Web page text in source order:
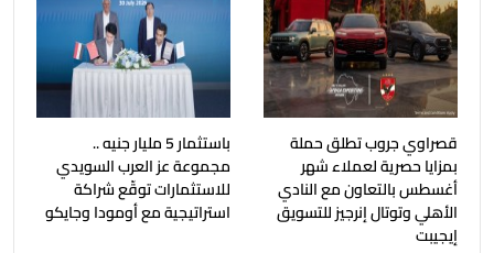
قصراوي جروب تطلق حملة
بمزايا حصرية لعملاء شهر
أغسطس بالتعاون مع النادي
الأهلي وتوتال إنرجيز للتسويق
إيجيبت
باستثمار 5 مليار جنيه ..
مجموعة عز العرب السويدي
للاستثمارات توقّع شراكة
استراتيجية مع أومودا وجايكو